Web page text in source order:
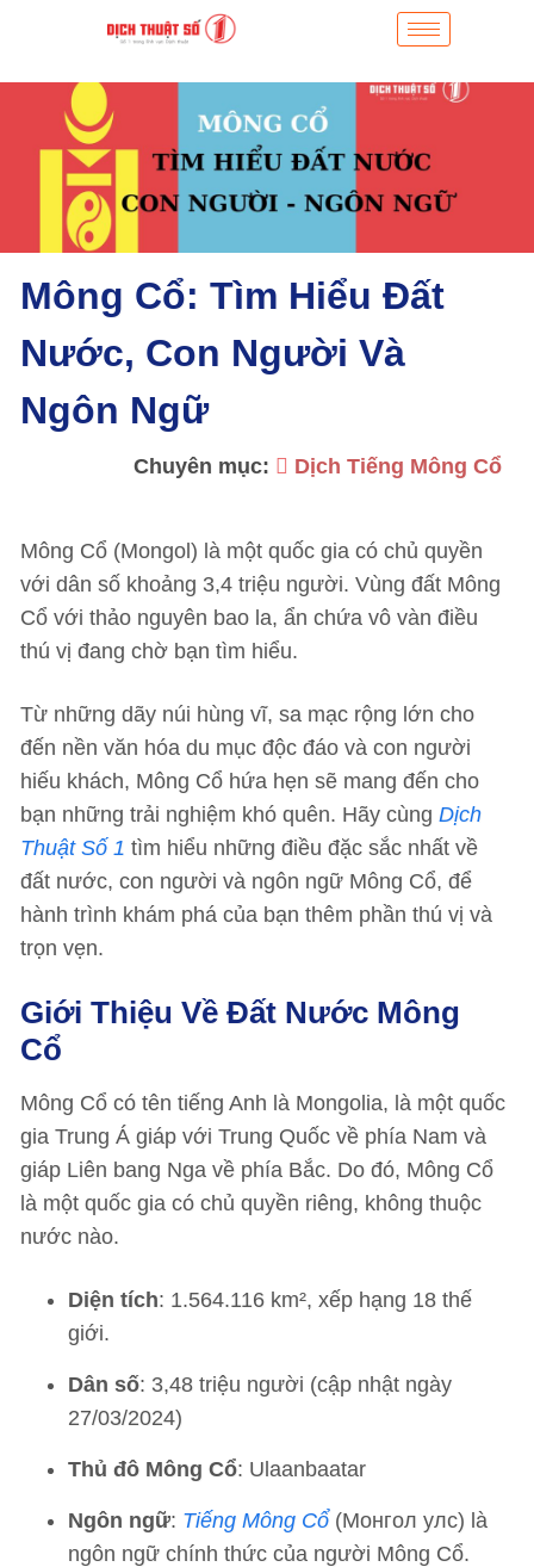
Mông Cổ: Tìm Hiểu Đất
Nước, Con Người Và
Ngôn Ngữ
Chuyên mục: Dịch Tiếng Mông Cổ
Mông Cổ (Mongol) là một quốc gia có chủ quyền
với dân số khoảng 3,4 triệu người. Vùng đất Mông
Cổ với thảo nguyên bao la, ẩn chứa vô vàn điều
thú vị đang chờ bạn tìm hiểu.
Từ những dãy núi hùng vĩ, sa mạc rộng lớn cho
đến nền văn hóa du mục độc đáo và con người
hiếu khách, Mông Cổ hứa hẹn sẽ mang đến cho
bạn những trải nghiệm khó quên. Hãy cùng Dịch
Thuật Số 1 tìm hiểu những điều đặc sắc nhất về
đất nước, con người và ngôn ngữ Mông Cổ, để
hành trình khám phá của bạn thêm phần thú vị và
trọn vẹn.
Giới Thiệu Về Đất Nước Mông
Cổ
Mông Cổ có tên tiếng Anh là Mongolia, là một quốc
gia Trung Á giáp với Trung Quốc về phía Nam và
giáp Liên bang Nga về phía Bắc. Do đó, Mông Cổ
là một quốc gia có chủ quyền riêng, không thuộc
nước nào.
Diện tích: 1.564.116 km², xếp hạng 18 thế
giới.
Dân số: 3,48 triệu người (cập nhật ngày
27/03/2024)
Thủ đô Mông Cổ: Ulaanbaatar
Ngôn ngữ: Tiếng Mông Cổ (Монгол улс) là
ngôn ngữ chính thức của người Mông Cổ.